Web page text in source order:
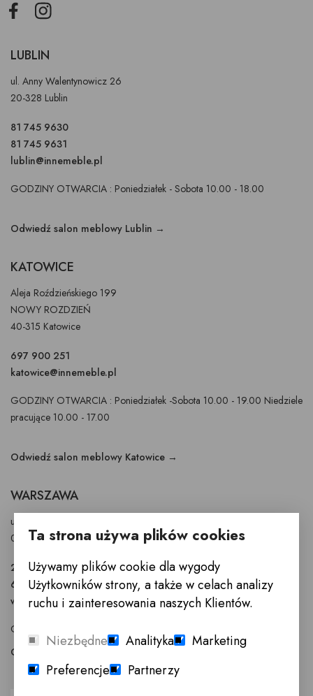
FacebookInstagram
LUBLIN
ul. Anny Walentynowicz 26
20-328 Lublin
81 745 9630
81 745 9631
lublin@innemeble.pl
GODZINY OTWARCIA : Poniedziałek - Sobota 10.00 - 18.00
Odwiedź salon meblowy Lublin →
KATOWICE
Aleja Roździeńskiego 199
NOWY ROZDZIEŃ
40-315 Katowice
697 900 251
katowice@innemeble.pl
GODZINY OTWARCIA : Poniedziałek -Sobota 10.00 - 19.00 Niedziele
pracujące 10.00 - 17.00
Odwiedź salon meblowy Katowice →
WARSZAWA
ul. Puławska 326 - budynek Enel-Med
02-819 Warszawa
22 855 40 97
601 777 299
warszawa@innemeble.pl
GODZINY OTWARCIA : Poniedziałek -Sobota 10.00 - 18.00
Odwiedź salon meblowy Warszawa →
Ta strona używa plików cookies
Używamy plików cookie dla wygody
Użytkowników strony, a także w celach analizy
ruchu i zainteresowania naszych Klientów.
Niezbędne Analityka
Marketing
Preferencje
Partnerzy